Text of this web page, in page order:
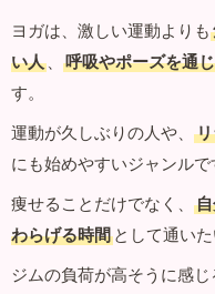
ヨガは、激しい運動よりも
い人 、 呼吸やポーズを通
す。
運動が久しぶりの人や、
にも始めやすいジャンルで
痩せることだけでなく、
わらげる時間 として通い
ジムの負荷が高そうに感